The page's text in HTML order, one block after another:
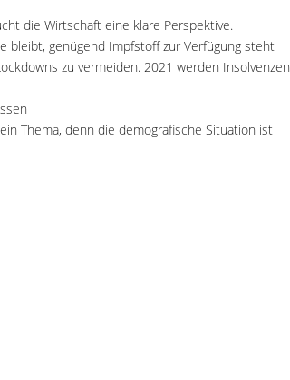
die Wirtschaft eine klare Perspektive.
bleibt, genügend Impfstoff zur Verfügung steht
zu vermeiden. 2021 werden Insolvenzen
Thema, denn die demografische Situation ist